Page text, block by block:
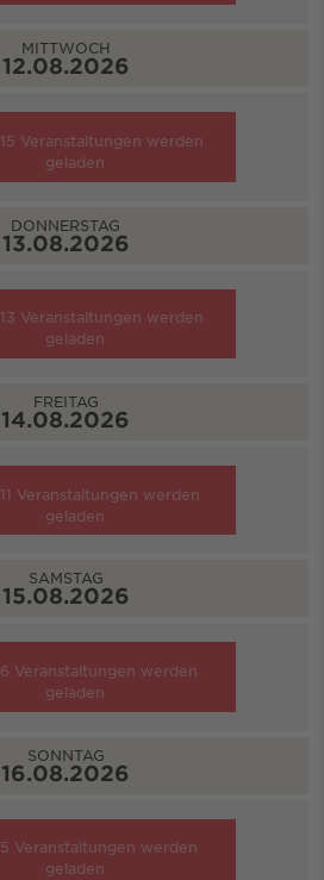
MITTWOCH
12.08.2026
15 Veranstaltungen werden
geladen
DONNERSTAG
13.08.2026
13 Veranstaltungen werden
geladen
FREITAG
14.08.2026
11 Veranstaltungen werden
geladen
SAMSTAG
15.08.2026
6 Veranstaltungen werden
geladen
SONNTAG
16.08.2026
5 Veranstaltungen werden
geladen